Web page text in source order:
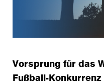
Vorsprung für das
Fußball-